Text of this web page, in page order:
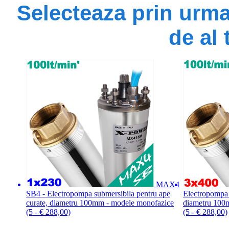
Selecteaza prin
de al
MAX4
SB4 - Electropompa submersibila pentru ape
curate, diametru 100mm - modele monofazice
(5 - € 288,00)
diametru
(5 - € 288,00)